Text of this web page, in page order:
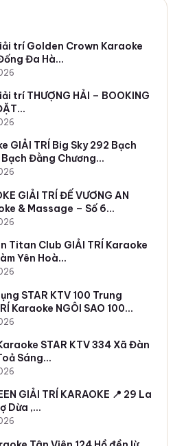
trí Golden Crown Karaoke
Đa Hà…
trí THƯỢNG HẢI – BOOKING
GIẢI TRÍ Big Sky 292 Bạch
Đằng Chương…
GIẢI TRÍ ĐẾ VƯƠNG AN
& Massage – Số 6…
Titan Club GIẢI TRÍ Karaoke
Yên Hoà…
STAR KTV 100 Trung
Karaoke NGÔI SAO 100…
STAR KTV 334 Xã Đàn
Sáng…
GIẢI TRÍ KARAOKE 📍 29 La
Dừa ,…